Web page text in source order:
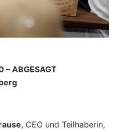
ABGESAGT
, CEO und Teilhaberin,